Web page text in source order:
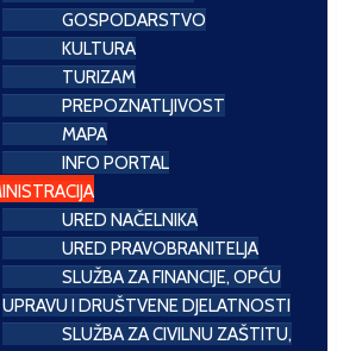
GOSPODARSTVO
KULTURA
TURIZAM
PREPOZNATLJIVOST
MAPA
INFO PORTAL
URED NAČELNIKA
URED PRAVOBRANITELJA
SLUŽBA ZA FINANCIJE, OPĆU
UPRAVU I DRUŠTVENE DJELATNOSTI
SLUŽBA ZA CIVILNU ZAŠTITU,